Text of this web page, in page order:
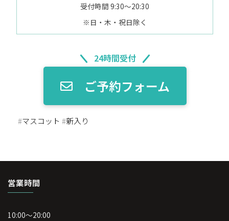
受付時間 9:30～20:30
※日・木・祝日除く
24時間受付
ご予約フォーム
#マスコット #新入り
営業時間
10:00～20:00